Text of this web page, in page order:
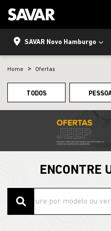
SAVAR Novo Hamburgo
Home Ofertas
TODOS
ENCONTRE